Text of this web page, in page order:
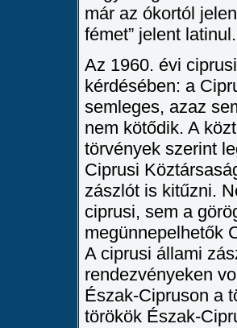
már az ókortól
fémet” jelent latinul.
Az 1960. évi
kérdésében: a
semleges, azaz
nem kötődik. A
törvények szerint
Ciprusi
zászlót is kitűzni.
ciprusi, sem a
megünnepelhetők
A ciprusi állami
rendezvényeken
Észak-Cipruson a
törökök Észak-